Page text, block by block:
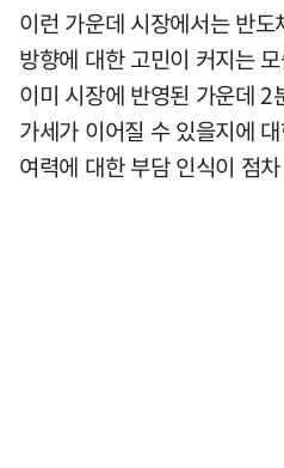
이런 가운데 시장에서는 반
방향에 대한 고민이 커지는
이미 시장에 반영된 가운데
가세가 이어질 수 있을지에
여력에 대한 부담 인식이 점